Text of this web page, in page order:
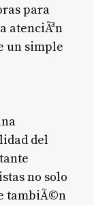
para
atenciÃ³n
un simple
del
no solo
tambiÃ©n